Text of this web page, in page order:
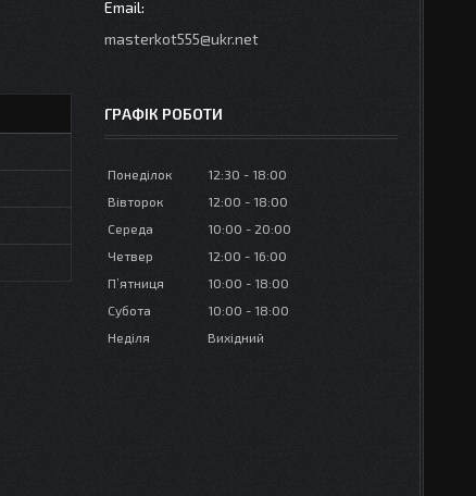
masterkot555@ukr.net
ГРАФІК РОБОТИ
Понеділок 12:30
18:00
Вівторок
12:00
18:00
Середа
10:00
20:00
Четвер
12:00
16:00
Пʼятниця
10:00
18:00
Субота
10:00
18:00
Неділя
Вихідний